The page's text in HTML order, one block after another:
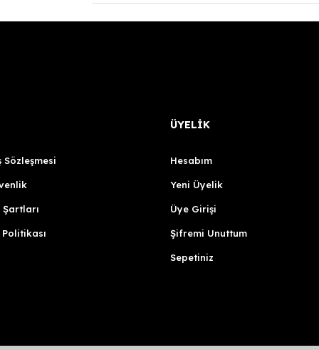
Artillery
Sözleşmesi
ÜYELİK
Hesabım
Yeni Üyelik
Üye Girişi
Şifremi Unuttum
Sepetiniz